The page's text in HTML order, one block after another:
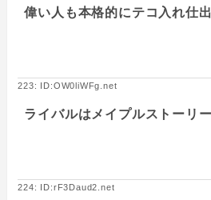
偉い人も本格的にテコ入れ仕
223: ID:OW0liWFg.net
ライバルはメイプルストーリ
224: ID:rF3Daud2.net